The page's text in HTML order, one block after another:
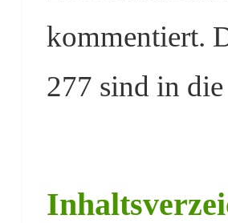
kommentiert.
277 sind in